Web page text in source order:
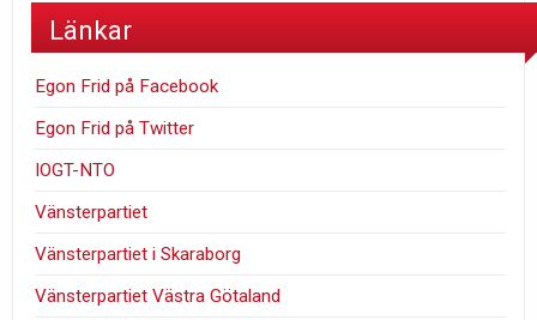
Länkar
Egon Frid på Facebook
Egon Frid på Twitter
IOGT-NTO
Vänsterpartiet
Vänsterpartiet i Skaraborg
Vänsterpartiet Västra Götaland